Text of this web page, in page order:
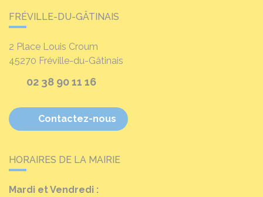
FRÉVILLE-DU-GÂTINAIS
2 Place Louis Croum
45270 Fréville-du-Gâtinais
02 38 90 11 16
Contactez-nous
HORAIRES DE LA MAIRIE
Mardi et Vendredi :